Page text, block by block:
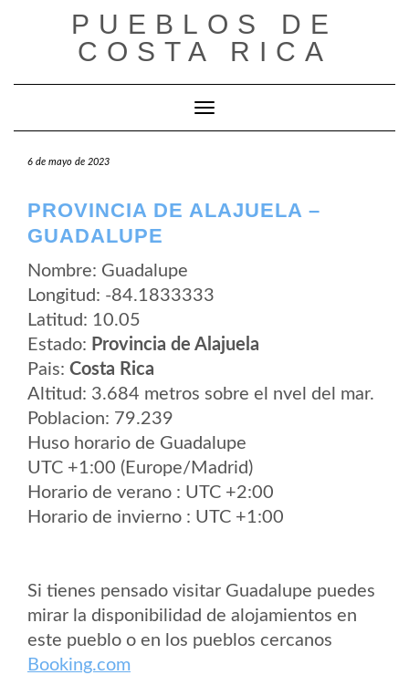
PUEBLOS DE
COSTA RICA
Cambiar modo de navegación
6 de mayo de 2023
PROVINCIA DE ALAJUELA –
GUADALUPE
Nombre: Guadalupe
Longitud: -84.1833333
Latitud: 10.05
Estado: Provincia de Alajuela
Pais: Costa Rica
Altitud: 3.684 metros sobre el nvel del mar.
Poblacion: 79.239
Huso horario de Guadalupe
UTC +1:00 (Europe/Madrid)
Horario de verano : UTC +2:00
Horario de invierno : UTC +1:00
Si tienes pensado visitar Guadalupe puedes
mirar la disponibilidad de alojamientos en
este pueblo o en los pueblos cercanos
Booking.com